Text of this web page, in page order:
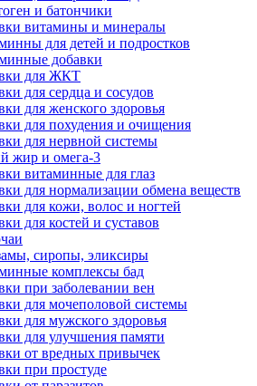
и батончики
витамины и минералы
для детей и подростков
добавки
для ЖКТ
для сердца и сосудов
для женского здоровья
для похудения и очищения
для нервной системы
жир и омега-3
витаминные для глаз
для нормализации обмена веществ
для кожи, волос и ногтей
для костей и суставов
сиропы, эликсиры
комплексы бад
при заболевании вен
для мочеполовой системы
для мужского здоровья
для улучшения памяти
от вредных привычек
при простуде